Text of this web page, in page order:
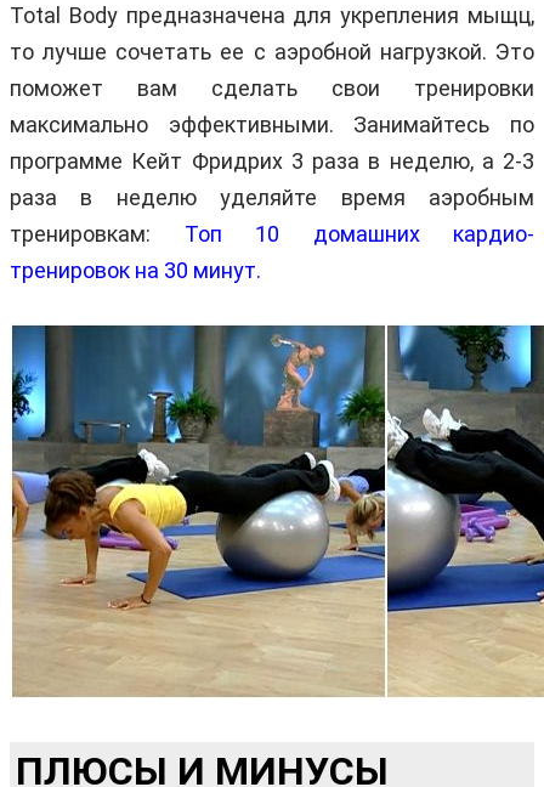
Total Body предназначена для укрепления мыщц,
то лучше сочетать ее с аэробной нагрузкой. Это
поможет вам сделать свои тренировки
максимально эффективными. Занимайтесь по
программе Кейт Фридрих 3 раза в неделю, а 2-3
раза в неделю уделяйте время аэробным
тренировкам: Топ 10 домашних кардио-
тренировок на 30 минут.
ПЛЮСЫ И МИНУСЫ